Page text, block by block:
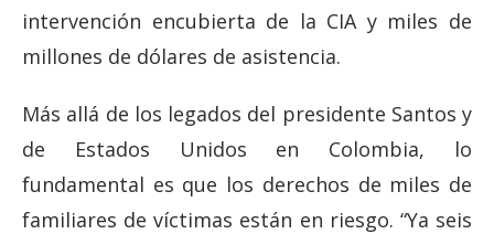
intervención encubierta de la CIA y miles de
millones de dólares de asistencia.
Más allá de los legados del presidente Santos y
de Estados Unidos en Colombia, lo
fundamental es que los derechos de miles de
familiares de víctimas están en riesgo. “Ya seis